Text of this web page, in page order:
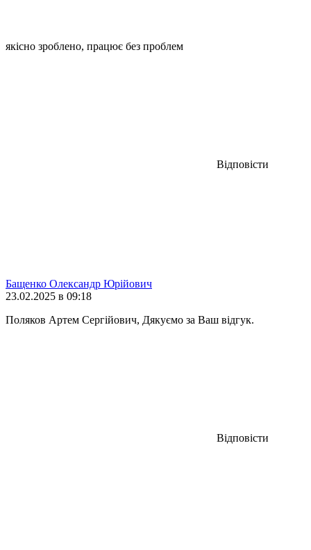
якісно зроблено, працює без проблем
Відповісти
Бащенко Олександр Юрійович
23.02.2025 в 09:18
Поляков Артем Сергійович, Дякуємо за Ваш відгук.
Відповісти